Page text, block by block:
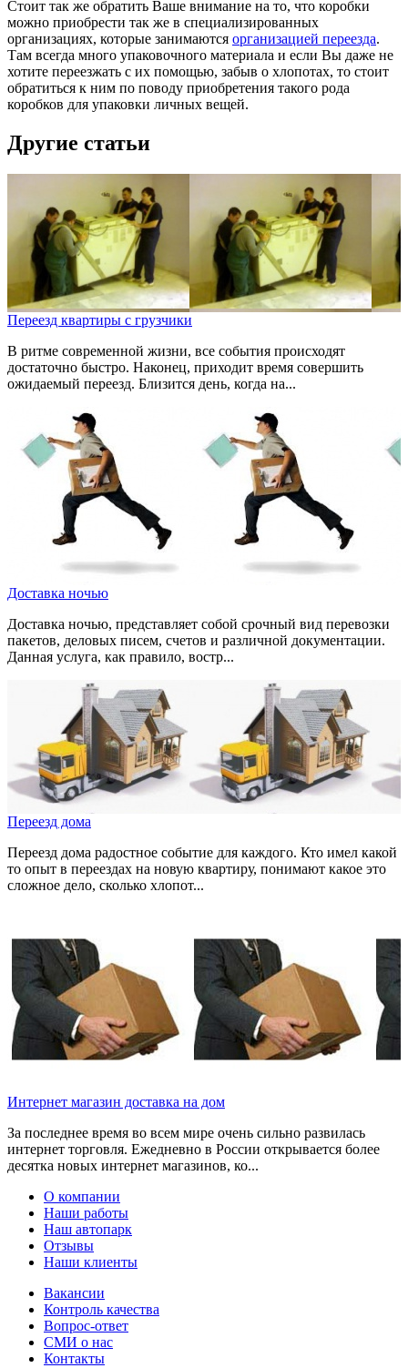
Стоит так же обратить Ваше внимание на то, что коробки
можно приобрести так же в специализированных
организациях, которые занимаются организацией переезда.
Там всегда много упаковочного материала и если Вы даже не
хотите переезжать с их помощью, забыв о хлопотах, то стоит
обратиться к ним по поводу приобретения такого рода
коробков для упаковки личных вещей.
Другие статьи
Переезд квартиры с грузчики
В ритме современной жизни, все события происходят
достаточно быстро. Наконец, приходит время совершить
ожидаемый переезд. Близится день, когда на...
Доставка ночью
Доставка ночью, представляет собой срочный вид перевозки
пакетов, деловых писем, счетов и различной документации.
Данная услуга, как правило, востр...
Переезд дома
Переезд дома радостное событие для каждого. Кто имел какой
то опыт в переездах на новую квартиру, понимают какое это
сложное дело, сколько хлопот...
Интернет магазин доставка на дом
За последнее время во всем мире очень сильно развилась
интернет торговля. Ежедневно в России открывается более
десятка новых интернет магазинов, ко...
О компании
Наши работы
Наш автопарк
Отзывы
Наши клиенты
Вакансии
Контроль качества
Вопрос-ответ
СМИ о нас
Контакты